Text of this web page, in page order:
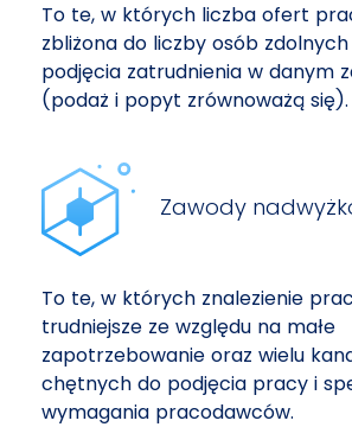
To te, w których liczba ofert
zbliżona do liczby osób
podjęcia zatrudnienia w danym
(podaż i popyt zrównoważą się).
Zawody
To te, w których znalezienie
trudniejsze ze względu na małe
zapotrzebowanie oraz wielu
chętnych do podjęcia pracy i
wymagania pracodawców.